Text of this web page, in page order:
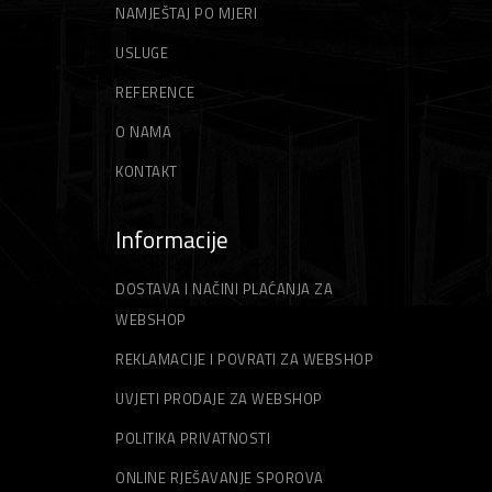
Zidarski alati
Gleteri
Motorni trimeri
Niti za trimer
Vrtni sjekači
NAMJEŠTAJ PO MJERI
USLUGE
REFERENCE
O NAMA
KONTAKT
Informacije
DOSTAVA I NAČINI PLAĆANJA ZA
WEBSHOP
REKLAMACIJE I POVRATI ZA WEBSHOP
UVJETI PRODAJE ZA WEBSHOP
POLITIKA PRIVATNOSTI
ONLINE RJEŠAVANJE SPOROVA